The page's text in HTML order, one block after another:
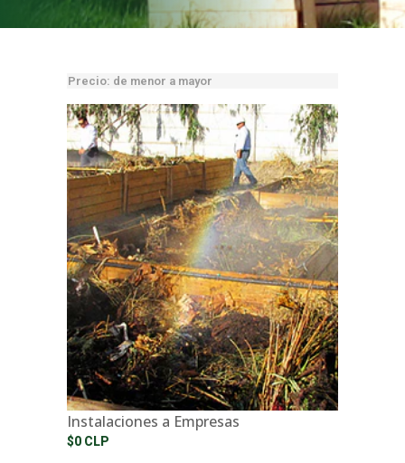
Instalaciones a Empresas
$0 CLP